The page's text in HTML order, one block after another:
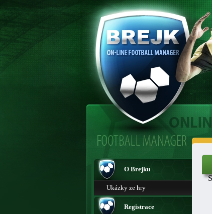
O Brejku
Ukázky ze hry
Registrace